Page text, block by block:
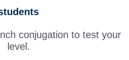
conjugation to test your
level.